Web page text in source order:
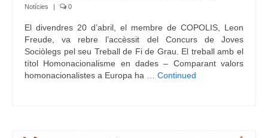
Notícies
| 0
El divendres 20 d’abril, el membre de COPOLIS, Leon
Freude, va rebre l’accèssit del Concurs de Joves
Sociòlegs pel seu Treball de Fi de Grau. El treball amb el
títol Homonacionalisme en dades – Comparant valors
homonacionalistes a Europa ha … Continued